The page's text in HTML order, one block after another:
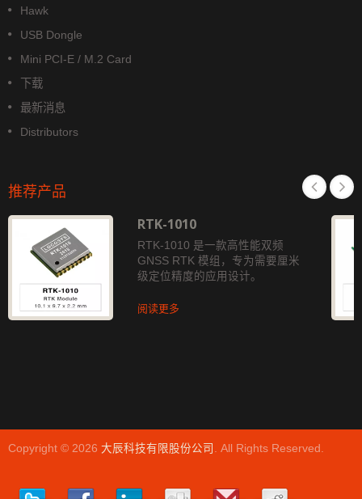
Hawk
USB Dongle
Mini PCI-E / M.2 Card
下载
最新消息
Distributors
推荐产品
RTK-1010
RTK-1010 是一款高性能双频
GNSS RTK 模组，专为需要厘米
级定位精度的应用设计。
阅读更多
Copyright © 2026 大辰科技有限股份公司 . All Rights Reserved.